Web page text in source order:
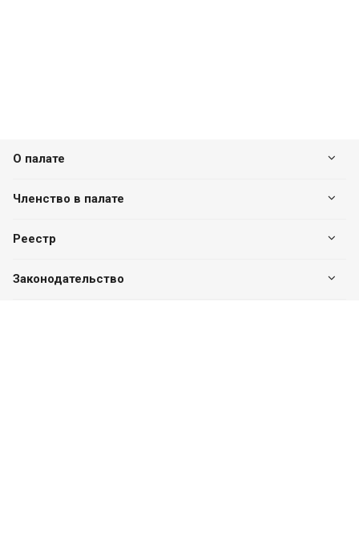
О палате
Членство в палате
Реестр
Законодательство